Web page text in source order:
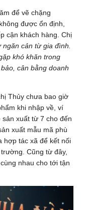
để vẽ chặng
được ổn định,
cận khách hàng. Chị
cản từ gia đình.
khó khăn trong
cân bằng doanh
Thủy chưa bao giờ
khi nhập về, ví
xuất từ 7 cho đến
xuất mẫu mã phù
hợp tác xã để kết nối
Cũng từ đây,
nhau cho tới tận